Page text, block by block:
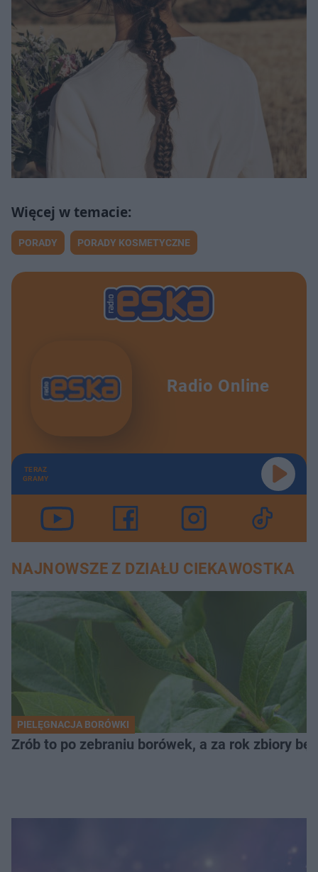
PORADY PORADY KOSMETYCZNE
Radio Online
TERAZ
GRAMY
NAJNOWSZE Z DZIAŁU CIEKAWOSTKA
PIELĘGNACJA BORÓWKI
Zrób to po zebraniu borówek, a za rok zbiory